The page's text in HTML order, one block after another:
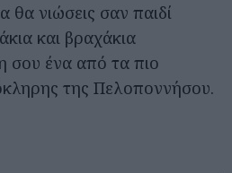
θα νιώσεις σαν παιδί
και βραχάκια
σου ένα από τα πιο
της Πελοποννήσου.